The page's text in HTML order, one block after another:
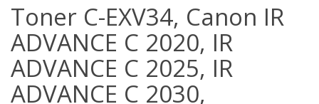
Toner C-EXV34, Canon IR
ADVANCE C 2020, IR
ADVANCE C 2025, IR
ADVANCE C 2030,